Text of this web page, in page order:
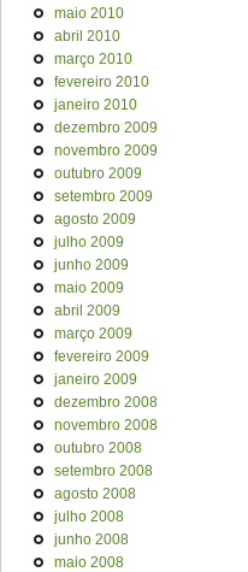
maio 2010
abril 2010
março 2010
fevereiro 2010
janeiro 2010
dezembro 2009
novembro 2009
outubro 2009
setembro 2009
agosto 2009
julho 2009
junho 2009
maio 2009
abril 2009
março 2009
fevereiro 2009
janeiro 2009
dezembro 2008
novembro 2008
outubro 2008
setembro 2008
agosto 2008
julho 2008
junho 2008
maio 2008